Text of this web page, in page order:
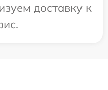
доставку к